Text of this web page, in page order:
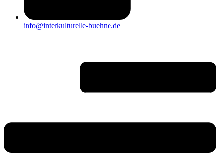
info@interkulturelle-buehne.de